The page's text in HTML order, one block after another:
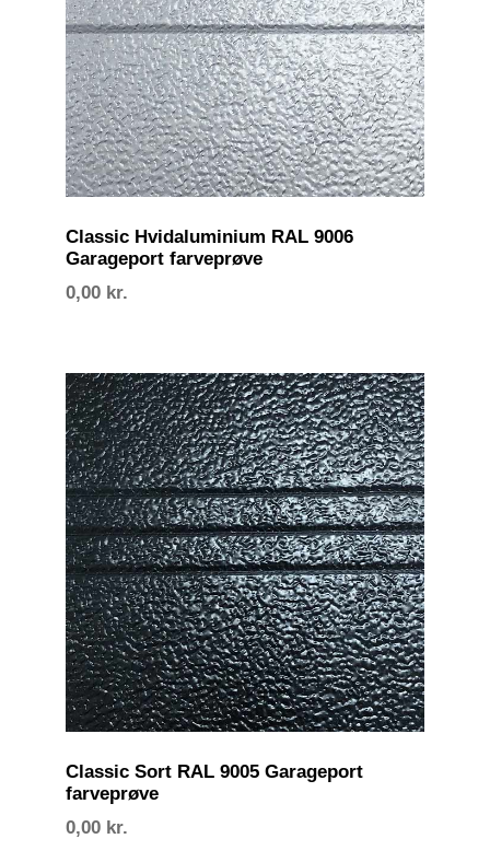
Classic Hvidaluminium RAL 9006
Garageport farveprøve
0,00 kr.
Classic Sort RAL 9005 Garageport
farveprøve
0,00 kr.